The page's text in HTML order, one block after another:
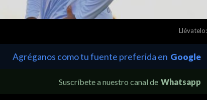
Llévatelo:
Agréganos como tu fuente preferida en Google
Suscríbete a nuestro canal de Whatsapp